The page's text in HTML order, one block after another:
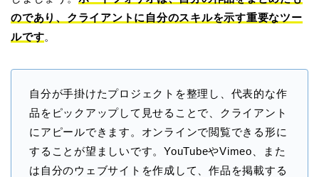
のであり、クライアントに自分のスキルを示す重要なツー
ルです。
自分が手掛けたプロジェクトを整理し、代表的な作
品をピックアップして見せることで、クライアント
にアピールできます 。オンラインで閲覧できる形に
することが望ましいです。YouTubeやVimeo、また
は自分のウェブサイトを作成して、作品を掲載する